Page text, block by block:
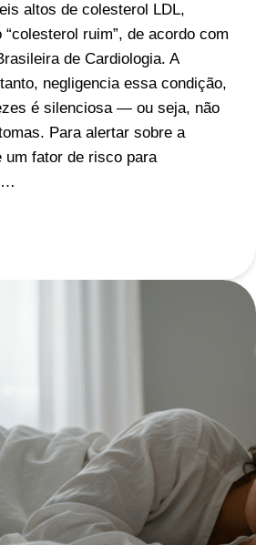
altos de colesterol LDL,
ruim”, de acordo com
de Cardiologia. A
negligencia essa condição,
é silenciosa — ou seja, não
Para alertar sobre a
um fator de risco para